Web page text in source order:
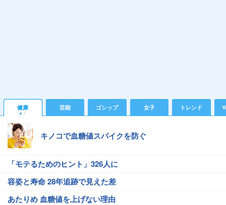
健康 芸能 ゴシップ 女子 トレンド
キノコで血糖値スパイクを防ぐ
「モテるためのヒント」326人に
容姿と寿命 28年追跡で見えた差
あたりめ 血糖値を上げない理由